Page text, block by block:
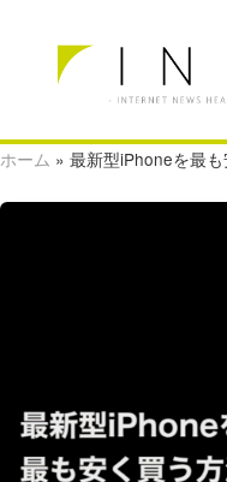
ホーム » 最新型iPhoneを最